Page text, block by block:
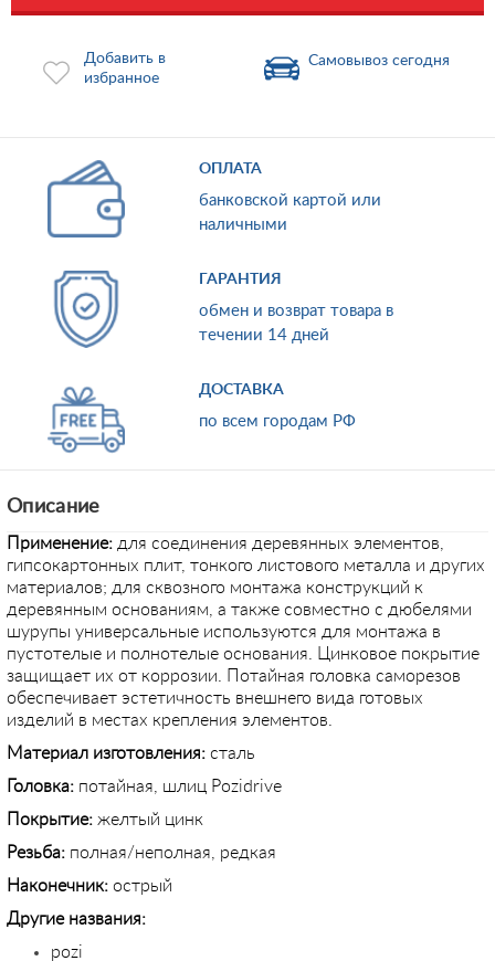
Добавить в
избранное
Самовывоз сегодня
ОПЛАТА
банковской картой или
наличными
ГАРАНТИЯ
обмен и возврат товара в
течении 14 дней
ДОСТАВКА
по всем городам РФ
Описание
Применение: для соединения деревянных элементов,
гипсокартонных плит, тонкого листового металла и других
материалов; для сквозного монтажа конструкций к
деревянным основаниям, а также совместно с дюбелями
шурупы универсальные используются для монтажа в
пустотелые и полнотелые основания. Цинковое покрытие
защищает их от коррозии. Потайная головка саморезов
обеспечивает эстетичность внешнего вида готовых
изделий в местах крепления элементов.
Материал изготовления: сталь
Головка: потайная, шлиц Pozidrive
Покрытие: желтый цинк
Резьба: полная/неполная, редкая
Наконечник: острый
Другие названия:
pozi